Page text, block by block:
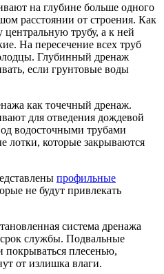
на глубине больше одного
расстоянии от строения. Как
трубу, а к ней
На пересечение всех труб
Глубинный дренаж
если грунтовые воды
как точечный дренаж.
для отведения дождевой
водосточными трубами
лотки, которые закрываются
профильные
не будут привлекать
система дренажа
службы. Подвальные
покрываться плесенью,
от излишка влаги.